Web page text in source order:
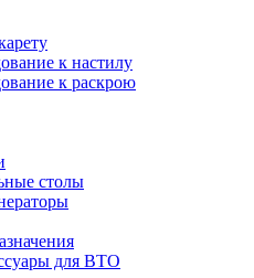
к настилу
к раскрою
столы
для ВТО